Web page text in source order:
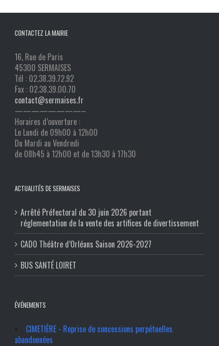
CONTACTEZ LA MAIRIE
16, Rue de Paris
45300 SERMAISES
Tél : 02.38.39.72.92
Fax : 02.38.39.00.70
contact@sermaises.fr
————————–
Horaires d’ouverture :
Le Lundi de 09h00 à 12h00
Du Mardi au Vendredi
de 08h45 à 12h00 et de 13h30 à 17h30
ACTUALITÉS DE SERMAISES
Arrêté Préfectoral du 30 juin 2026 portant
réglementation de la vente des artifices de divertissement
CADO Théâtre d’Orléans Saison 2026-2027
BUS SANTÉ LOIRET
ÉVÉNEMENTS
CIMETIÈRE - Reprise de concessions perpétuelles
abandonnées